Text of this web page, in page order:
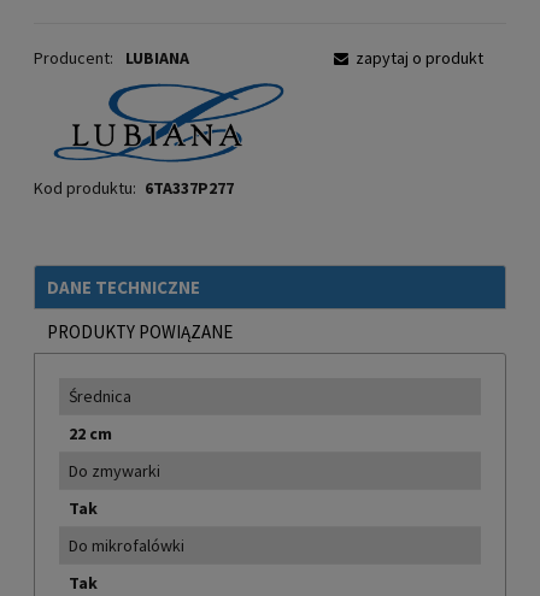
Producent: LUBIANA
Kod produktu: 6TA337P277
zapytaj o produkt
DANE TECHNICZNE
PRODUKTY POWIĄZANE
Średnica
22 cm
Do zmywarki
Tak
Do mikrofalówki
Tak